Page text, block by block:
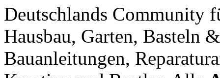
Deutschlands Community
Hausbau, Garten, Basteln
Bauanleitungen,